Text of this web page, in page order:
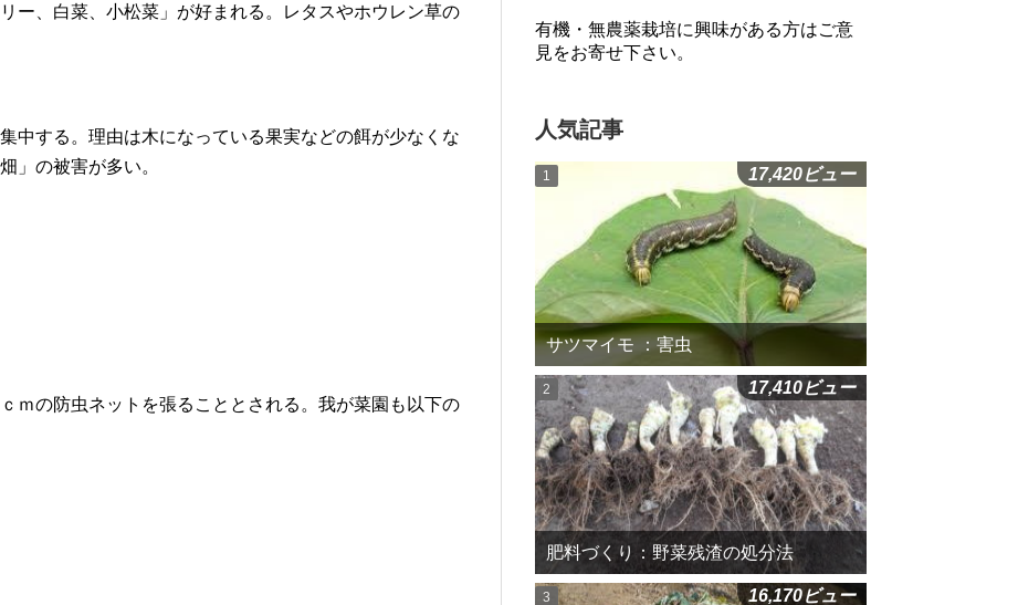
ー、白菜、小松菜」が好まれる。レタスやホウレン草の
中する。理由は木になっている果実などの餌が少なくな
」の被害が多い。
ｍの防虫ネットを張ることとされる。我が菜園も以下の
有機・無農薬栽培に興味がある方はご意
見をお寄せ下さい。
人気記事
サツマイモ ：害虫
17,420ビュー
肥料づくり：野菜残渣の処分法
17,410ビュー
16,170ビュー